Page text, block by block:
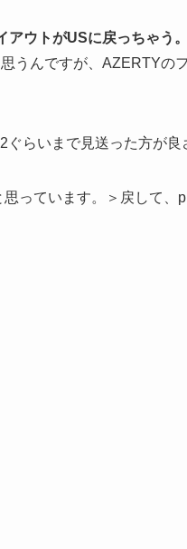
アウトがUSに戻っちゃう
うんですが、AZERTYの
らいまで見送った方が良
っています。＞戻して、